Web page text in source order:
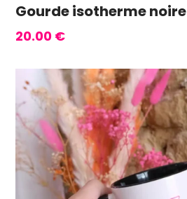
Gourde isotherme noire
20.00 €